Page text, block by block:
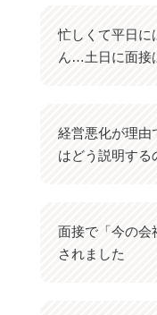
忙しくて平日に
ん…土日に面接
経営悪化が理由
はどう説明する
面接で「今の会
されました